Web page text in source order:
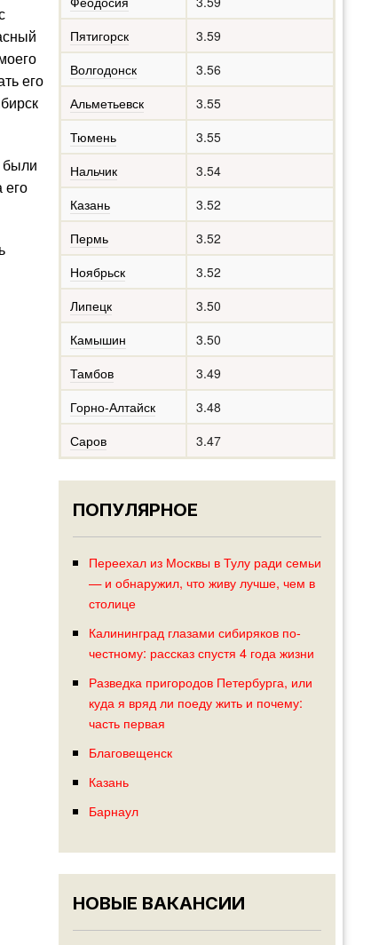
его
были
его
Пятигорск
3.59
Волгодонск
3.56
Альметьевск
3.55
Тюмень
3.55
Нальчик
3.54
Казань
3.52
Пермь
3.52
Ноябрьск
3.52
Липецк
3.50
Камышин
3.50
Тамбов
3.49
Горно-Алтайск
3.48
Саров
3.47
ПОПУЛЯРНОЕ
Переехал из Москвы в Тулу ради семьи
— и обнаружил, что живу лучше, чем в
столице
Калининград глазами сибиряков по-
честному: рассказ спустя 4 года жизни
Разведка пригородов Петербурга, или
куда я вряд ли поеду жить и почему:
часть первая
Благовещенск
Казань
Барнаул
НОВЫЕ ВАКАНСИИ